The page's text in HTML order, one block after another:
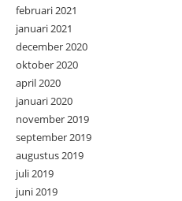
februari 2021
januari 2021
december 2020
oktober 2020
april 2020
januari 2020
november 2019
september 2019
augustus 2019
juli 2019
juni 2019